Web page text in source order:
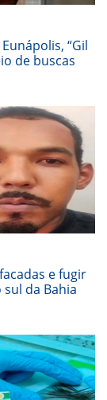
“Gil
de buscas
e fugir
da Bahia